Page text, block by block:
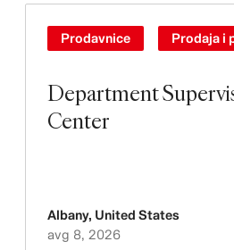
Department
Center
Prodavnice Prodaja i
Albany, United States
avg 8, 2026